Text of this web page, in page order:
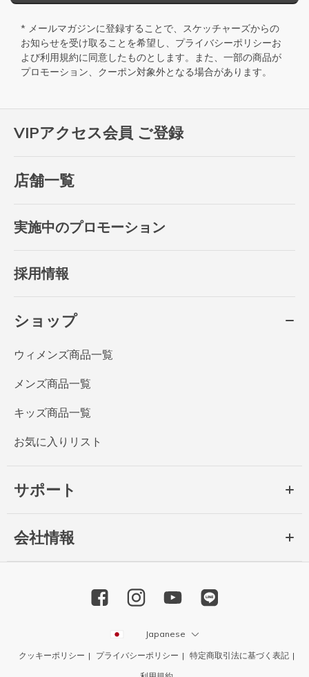
VIPアクセス会員 ご登録
店舗一覧
実施中のプロモーション
採用情報
ショップ
ウィメンズ商品一覧
メンズ商品一覧
キッズ商品一覧
お気に入りリスト
サポート
会社情報
* メールマガジンに登録することで、スケッチャーズからの
お知らせを受け取ることを希望し、 プライバシーポリシーお
よび利用規約に同意したものとします。また、一部の商品が
プロモーション、クーポン対象外となる場合があります。
Japanese
クッキーポリシー プライバシーポリシー
特定商取引法に基づく表記